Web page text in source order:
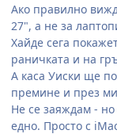
Ако правилно
27", а не за
Хайде сега
раничката и на
А каса Уиски ще
премине и през
Не се заяждам -
едно. Просто с